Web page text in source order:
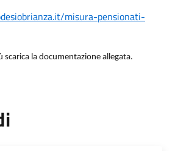
misura-pensionati-
scarica la documentazione allegata.